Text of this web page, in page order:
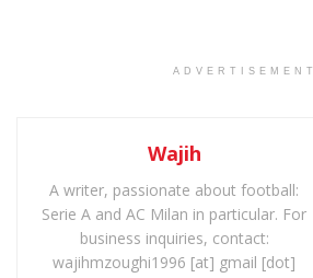
ADVERTISEMENT
Wajih
A writer, passionate about football:
Serie A and AC Milan in particular. For
business inquiries, contact:
wajihmzoughi1996 [at] gmail [dot]